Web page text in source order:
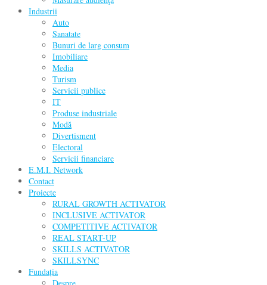
Industrii
Auto
Sanatate
Bunuri de larg consum
Imobiliare
Media
Turism
Servicii publice
IT
Produse industriale
Modă
Divertisment
Electoral
Servicii financiare
E.M.I. Network
Contact
Proiecte
RURAL GROWTH ACTIVATOR
INCLUSIVE ACTIVATOR
COMPETITIVE ACTIVATOR
REAL START-UP
SKILLS ACTIVATOR
SKILLSYNC
Fundația